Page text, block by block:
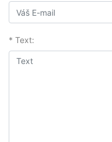
* Text: